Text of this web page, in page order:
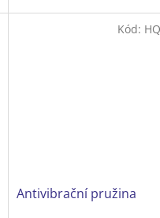
Antivibrační pružina
Kód: